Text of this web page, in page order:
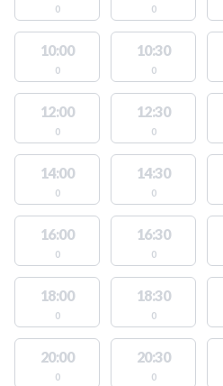
0 0
10:00
0
10:30
0
12:00
0
12:30
0
14:00
0
14:30
0
16:00
0
16:30
0
18:00
0
18:30
0
20:00
0
20:30
0